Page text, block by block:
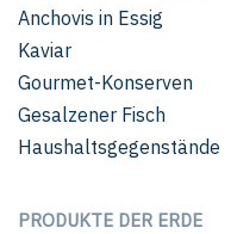
Anchovis in Essig
Kaviar
Gourmet-Konserven
Gesalzener Fisch
Haushaltsgegenstände
PRODUKTE DER ERDE